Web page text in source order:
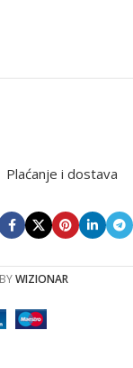
Plaćanje i dostava
WIZIONAR